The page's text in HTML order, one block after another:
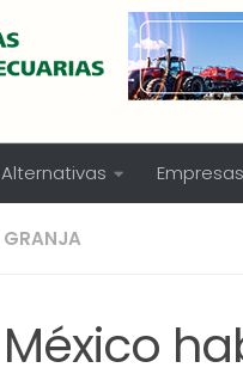
Alternativas Empresas
GRANJA
México